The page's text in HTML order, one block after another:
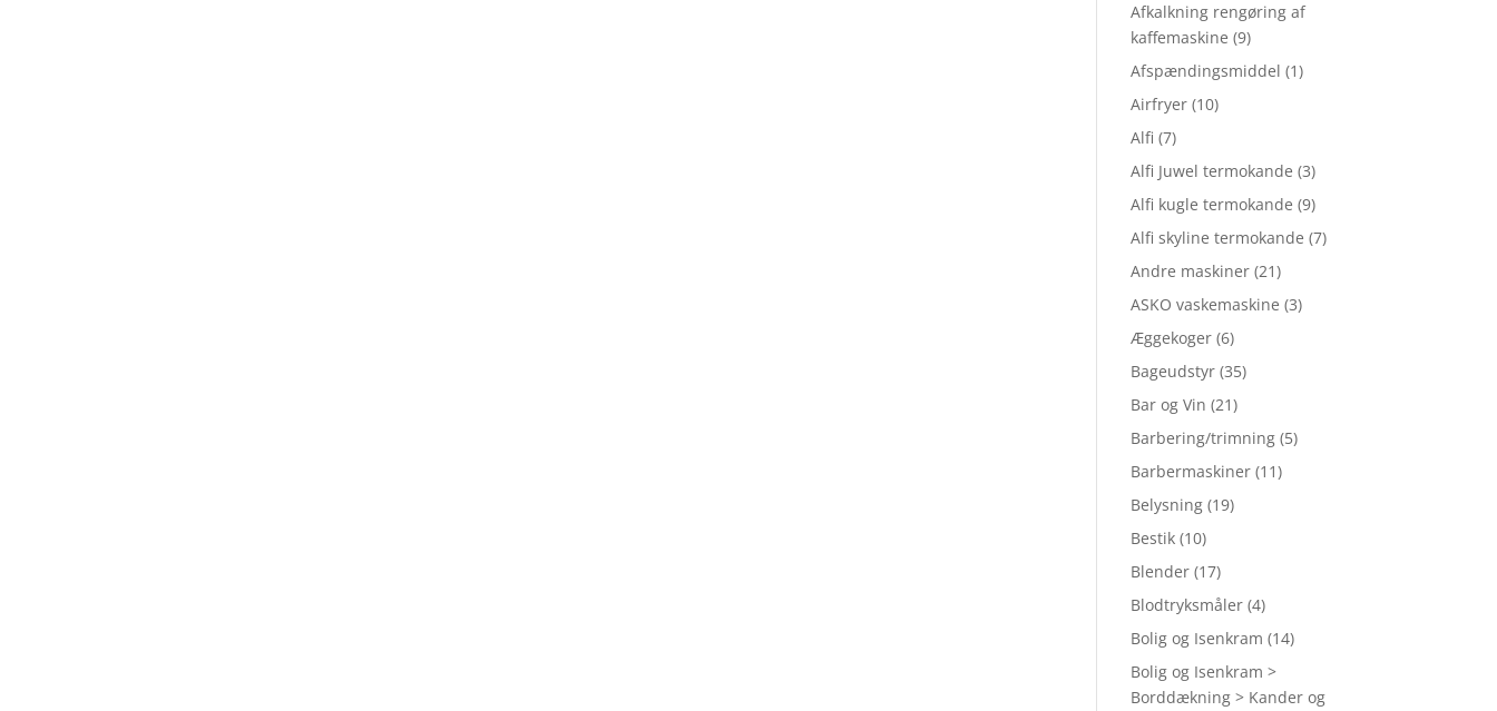
Afkalkning rengøring af
kaffemaskine (9)
Afspændingsmiddel (1)
Airfryer (10)
Alfi (7)
Alfi Juwel termokande (3)
Alfi kugle termokande (9)
Alfi skyline termokande (7)
Andre maskiner (21)
ASKO vaskemaskine (3)
Æggekoger (6)
Bageudstyr (35)
Bar og Vin (21)
Barbering/trimning (5)
Barbermaskiner (11)
Belysning (19)
Bestik (10)
Blender (17)
Blodtryksmåler (4)
Bolig og Isenkram (14)
Bolig og Isenkram >
Borddækning > Kander og